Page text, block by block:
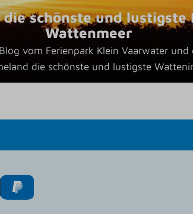
schönste und lustigste
Wattenmeer
vom Ferienpark Klein Vaarwater und
die schönste und lustigste